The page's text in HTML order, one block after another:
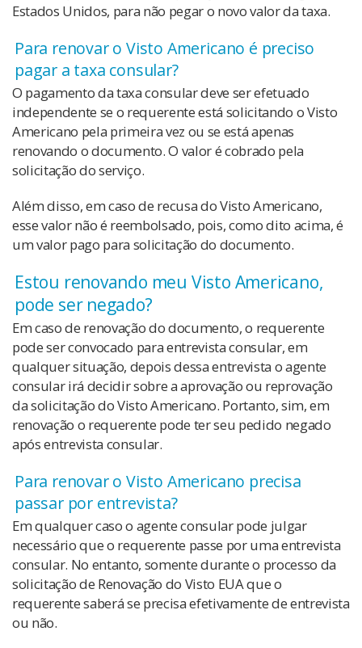
Estados Unidos, para não pegar o novo valor da taxa.
Para renovar o Visto Americano é preciso
pagar a taxa consular?
O pagamento da taxa consular deve ser efetuado
independente se o requerente está solicitando o Visto
Americano pela primeira vez ou se está apenas
renovando o documento. O valor é cobrado pela
solicitação do serviço.
Além disso, em caso de recusa do Visto Americano,
esse valor não é reembolsado, pois, como dito acima, é
um valor pago para solicitação do documento.
Estou renovando meu Visto Americano,
pode ser negado?
Em caso de renovação do documento, o requerente
pode ser convocado para entrevista consular, em
qualquer situação, depois dessa entrevista o agente
consular irá decidir sobre a aprovação ou reprovação
da solicitação do Visto Americano. Portanto, sim, em
renovação o requerente pode ter seu pedido negado
após entrevista consular.
Para renovar o Visto Americano precisa
passar por entrevista?
Em qualquer caso o agente consular pode julgar
necessário que o requerente passe por uma entrevista
consular. No entanto, somente durante o processo da
solicitação de Renovação do Visto EUA que o
requerente saberá se precisa efetivamente de entrevista
ou não.